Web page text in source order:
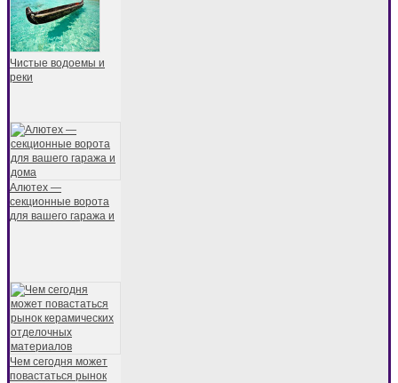
Чистые водоемы и
реки
Алютех —
секционные ворота
для вашего гаража и
Чем сегодня может
повастаться рынок